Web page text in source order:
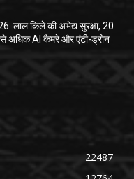
लाल किले की अभेद्य सुरक्षा, 20
अधिक AI कैमरे और एंटी-ड्रोन
22487